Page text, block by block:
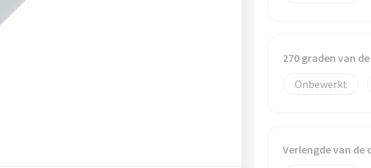
270 graden van
Onbewerkt
Verlengde van de